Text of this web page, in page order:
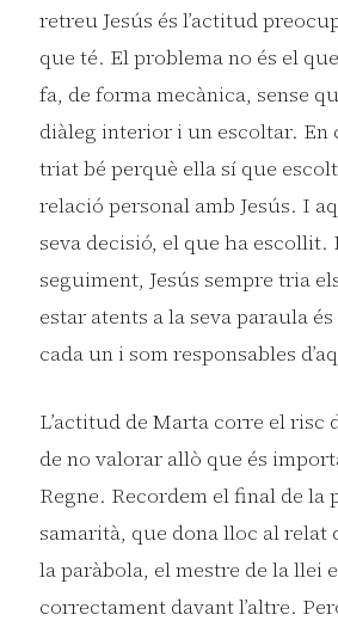
retreu Jesús és l’actitud
que té. El problema no és el
fa, de forma mecànica, sense
diàleg interior i un escoltar. En
triat bé perquè ella sí que
relació personal amb Jesús. I
seva decisió, el que ha escollit.
seguiment, Jesús sempre tria
estar atents a la seva paraula
cada un i som responsables
L’actitud de Marta corre el risc
de no valorar allò que és
Regne. Recordem el final de la
samarità, que dona lloc al relat
la paràbola, el mestre de la llei
correctament davant l’altre.